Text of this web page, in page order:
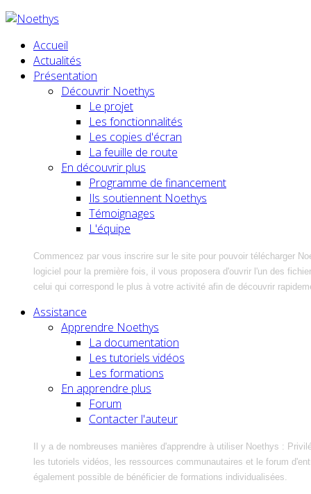
Accueil
Actualités
Présentation
Découvrir Noethys
Le projet
Les fonctionnalités
Les copies d'écran
La feuille de route
En découvrir plus
Programme de financement
Ils soutiennent Noethys
Témoignages
L'équipe
Commencez par vous inscrire sur le site pour pouvoir télécharger
logiciel pour la première fois, il vous proposera d'ouvrir l'un des
celui qui correspond le plus à votre activité afin de découvrir
Assistance
Apprendre Noethys
La documentation
Les tutoriels vidéos
Les formations
En apprendre plus
Forum
Contacter l'auteur
Il y a de nombreuses manières d'apprendre à utiliser Noethys :
les tutoriels vidéos, les ressources communautaires et le forum
également possible de bénéficier de formations individualisées.